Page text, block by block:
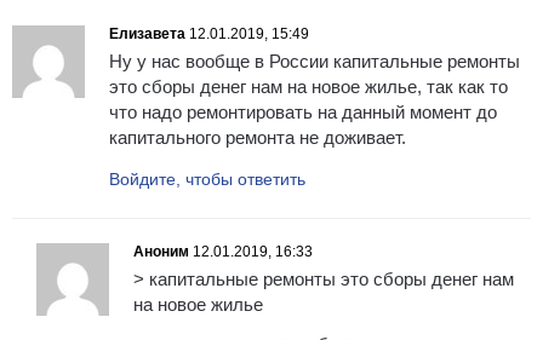
Елизавета 12.01.2019, 15:49
Ну у нас вообще в России капитальные ремонты
это сборы денег нам на новое жилье, так как то
что надо ремонтировать на данный момент до
капитального ремонта не доживает.
Войдите, чтобы ответить
Аноним 12.01.2019, 16:33
> капитальные ремонты это сборы денег нам
на новое жилье